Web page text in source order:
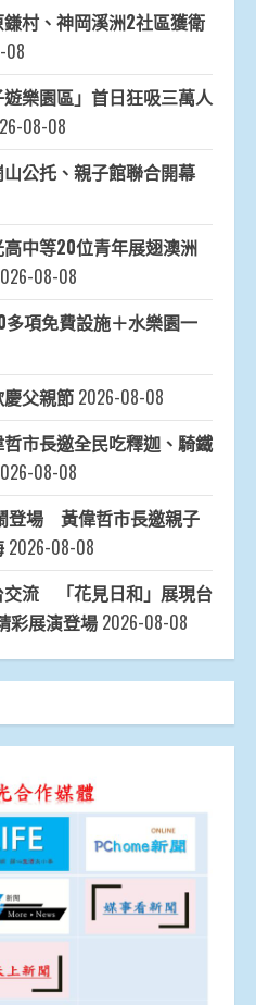
村、神岡溪洲2社區獲衛
08
樂園區」首日狂吸三萬人
08-08
公托、親子館聯合開幕
中等20位青年展翅澳洲
08-08
項免費設施＋水樂園一
父親節 2026-08-08
市長邀全民吃釋迦、騎鐵
08-08
登場 黃偉哲市長邀親子
2026-08-08
交流 「花見日和」展現台
彩展演登場 2026-08-08